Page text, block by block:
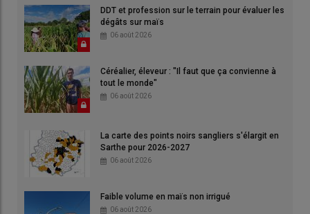
DDT et profession sur le terrain pour évaluer les
dégâts sur maïs
06 août 2026
Céréalier, éleveur : "Il faut que ça convienne à
tout le monde"
06 août 2026
La carte des points noirs sangliers s'élargit en
Sarthe pour 2026-2027
06 août 2026
Faible volume en maïs non irrigué
06 août 2026